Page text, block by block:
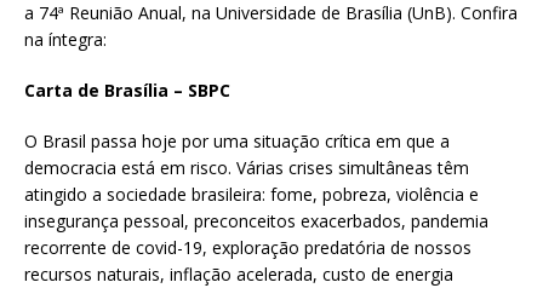
a 74ª Reunião Anual, na Universidade de Brasília (UnB). Confira
na íntegra:
Carta de Brasília – SBPC
O Brasil passa hoje por uma situação crítica em que a
democracia está em risco. Várias crises simultâneas têm
atingido a sociedade brasileira: fome, pobreza, violência e
insegurança pessoal, preconceitos exacerbados, pandemia
recorrente de covid-19, exploração predatória de nossos
recursos naturais, inflação acelerada, custo de energia